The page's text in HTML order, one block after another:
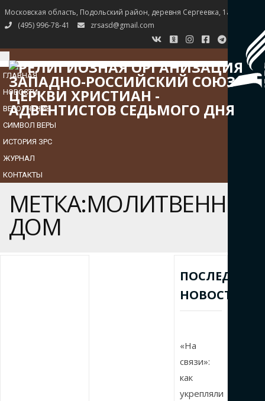
Московская область, Подольский район, деревня Сергеевка, 1а
(495) 996-78-41
zrsasd@gmail.com
TOGGLE
NAVIGATION
ГЛАВНАЯ
НОВОСТИ
ВЕРОУЧЕНИЕ
СИМВОЛ ВЕРЫ
ИСТОРИЯ ЗРС
ЖУРНАЛ
КОНТАКТЫ
МЕТКА:МОЛИТВЕННЫЙ
ДОМ
ПОСЛЕДНИЕ
НОВОСТИ
«На
связи»:
как
укрепляли